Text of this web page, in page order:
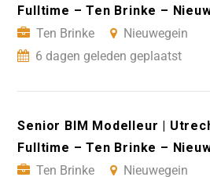
Fulltime – Ten Brinke –
Ten Brinke
Nieuwegein
6 dagen geleden geplaatst
Senior BIM Modelleur |
Fulltime – Ten Brinke –
Ten Brinke
Nieuwegein